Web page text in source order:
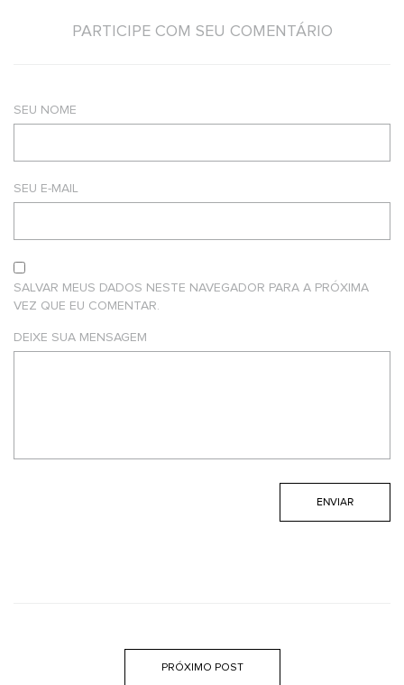
PARTICIPE COM SEU COMENTÁRIO
SEU NOME
SEU E-MAIL
SALVAR MEUS DADOS NESTE NAVEGADOR PARA A PRÓXIMA
VEZ QUE EU COMENTAR.
DEIXE SUA MENSAGEM
PRÓXIMO POST